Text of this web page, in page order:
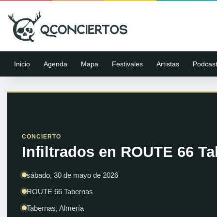
Inicio Agenda Mapa Festivales Artistas
CONCIERTO
Infiltrados en ROUTE 66
sábado, 30 de mayo de 2026
ROUTE 66 Tabernas
Tabernas, Almería